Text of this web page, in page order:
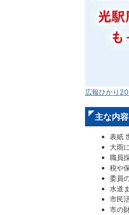
広報ひかり
主な内容
表紙
大雨
職員
税や
委員
水道
市民
市の